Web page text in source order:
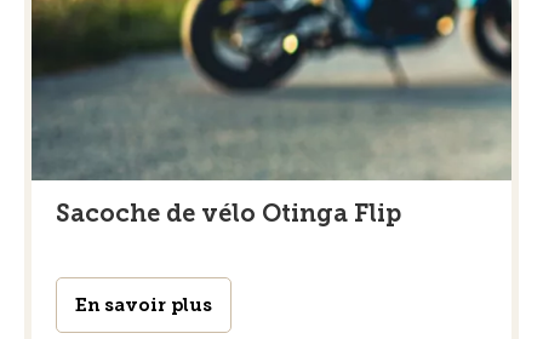
Sacoche de vélo Otinga Flip
En savoir plus